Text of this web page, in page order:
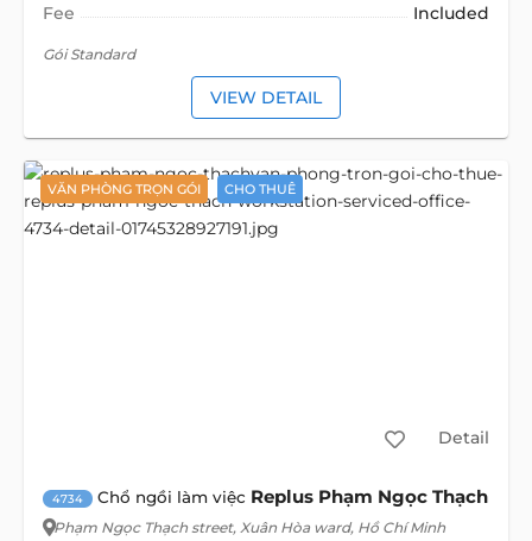
Fee Included
Gói Standard
VIEW DETAIL
VĂN PHÒNG TRỌN GÓI CHO THUÊ
Detail
4734 Chổ ngồi làm việc Replus Phạm Ngọc Thạch
Phạm Ngọc Thạch street, Xuân Hòa ward, Hồ Chí Minh